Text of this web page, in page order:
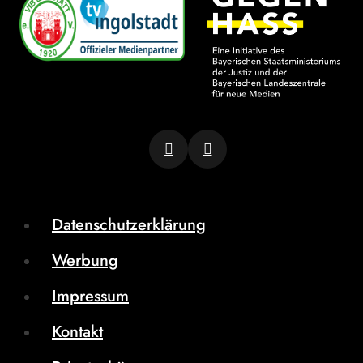
Datenschutzerklärung
Werbung
Impressum
Kontakt